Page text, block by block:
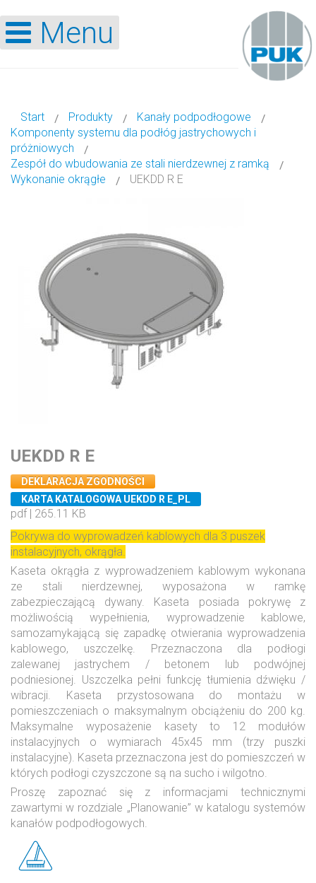
Menu
Start Produkty
Kanały podpodłogowe
Komponenty systemu dla podłóg jastrychowych i
próżniowych
Zespół do wbudowania ze stali nierdzewnej z ramką
Wykonanie okrągłe
UEKDD R E
UEKDD R E
DEKLARACJA ZGODNOŚCI
KARTA KATALOGOWA UEKDD R E_PL
pdf | 265.11 KB
Pokrywa do wyprowadzeń kablowych dla 3 puszek
instalacyjnych, okrągła.
Kaseta okrągła z wyprowadzeniem kablowym wykonana
ze stali nierdzewnej, wyposażona w ramkę
zabezpieczającą dywany. Kaseta posiada pokrywę z
możliwością wypełnienia, wyprowadzenie kablowe,
samozamykającą się zapadkę otwierania wyprowadzenia
kablowego, uszczelkę. Przeznaczona dla podłogi
zalewanej jastrychem / betonem lub podwójnej
podniesionej. Uszczelka pełni funkcję tłumienia dźwięku /
wibracji. Kaseta przystosowana do montażu w
pomieszczeniach o maksymalnym obciążeniu do 200 kg.
Maksymalne wyposażenie kasety to 12 modułów
instalacyjnych o wymiarach 45x45 mm (trzy puszki
instalacyjne). Kaseta przeznaczona jest do pomieszczeń w
których podłogi czyszczone są na sucho i wilgotno.
Proszę zapoznać się z informacjami technicznymi
zawartymi w rozdziale „Planowanie” w katalogu systemów
kanałów podpodłogowych.